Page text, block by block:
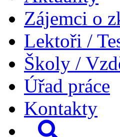
Zájemci o
Lektoři /
Školy /
Úřad práce
Kontakty